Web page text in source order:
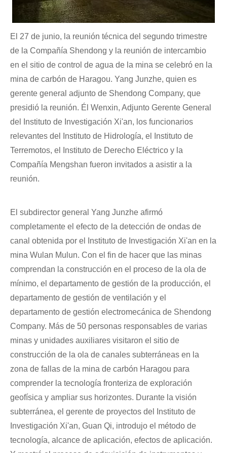
El 27 de junio, la reunión técnica del segundo trimestre
de la Compañía Shendong y la reunión de intercambio
en el sitio de control de agua de la mina se celebró en la
mina de carbón de Haragou. Yang Junzhe, quien es
gerente general adjunto de Shendong Company, que
presidió la reunión. Él Wenxin, Adjunto Gerente General
del Instituto de Investigación Xi'an, los funcionarios
relevantes del Instituto de Hidrología, el Instituto de
Terremotos, el Instituto de Derecho Eléctrico y la
Compañía Mengshan fueron invitados a asistir a la
reunión.
El subdirector general Yang Junzhe afirmó
completamente el efecto de la detección de ondas de
canal obtenida por el Instituto de Investigación Xi'an en la
mina Wulan Mulun. Con el fin de hacer que las minas
comprendan la construcción en el proceso de la ola de
mínimo, el departamento de gestión de la producción, el
departamento de gestión de ventilación y el
departamento de gestión electromecánica de Shendong
Company. Más de 50 personas responsables de varias
minas y unidades auxiliares visitaron el sitio de
construcción de la ola de canales subterráneas en la
zona de fallas de la mina de carbón Haragou para
comprender la tecnología fronteriza de exploración
geofísica y ampliar sus horizontes. Durante la visión
subterránea, el gerente de proyectos del Instituto de
Investigación Xi'an, Guan Qi, introdujo el método de
tecnología, alcance de aplicación, efectos de aplicación.